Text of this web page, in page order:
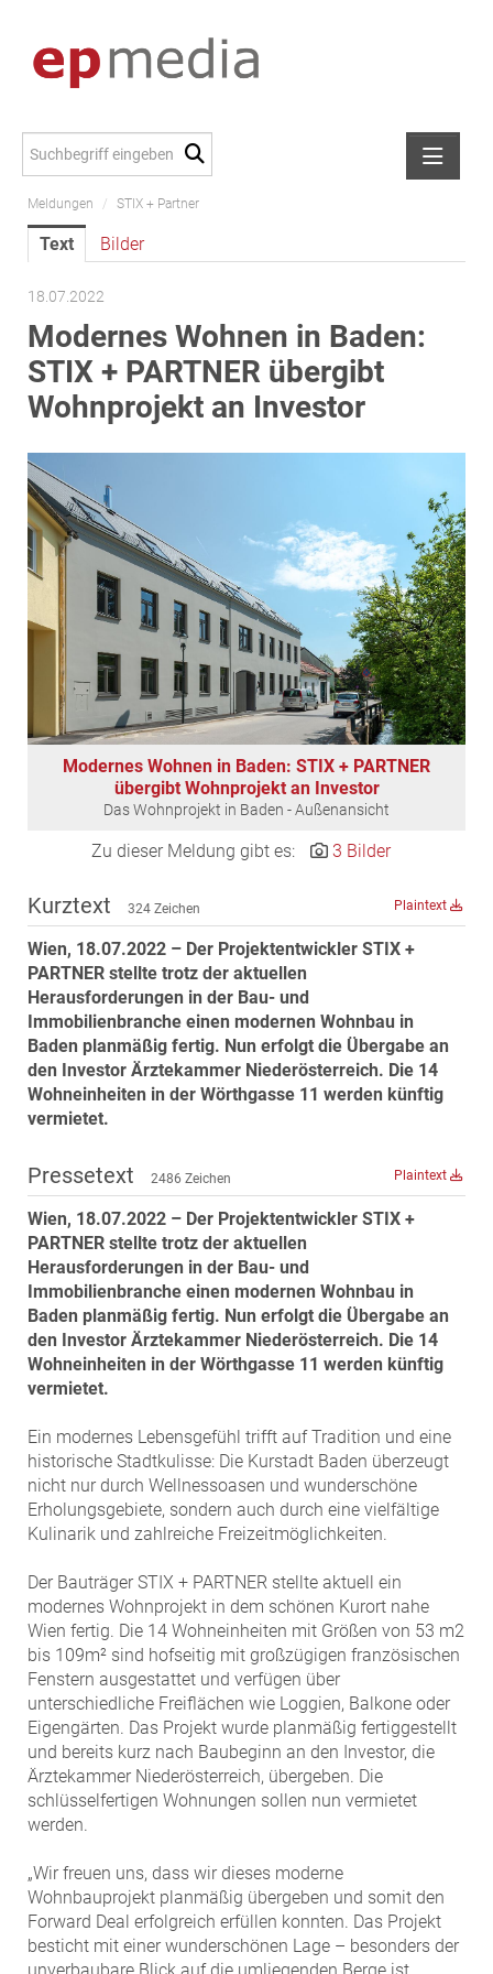
Meldungen
Alexander Peer
amb Development
ATL Immoinvest
AURE Immobilien
Austria Sotheby's International Realty
City Park Vienna
CTP Österreich
EDEX Immobilien
EPHIC Group
epmedia Werbeagentur
ESTINA Immobilien
Greystar
Grossmann + Kaswurm Immobilien
Gutwerk Immobilien Treuhand
HANDLER Gruppe
HARING Group
HARING Group + WINEGG Realitäten
IMMOBILIEN MAGAZIN VERLAG
IMMOcontract
KOBAN SÜDVERS
MST Muhr
ÖKO-Wohnbau
PAYUCA
Raiffeisen Property Holding International
Savoir Vivre Group
Schwabenhaus
STEUP Realitäten
STIX + Partner
teamneunzehn
VÖPE Next
Verband Österreichischer Versicherungsmakler
WINEGG Realitäten
ZEHA Real Estate
Media
Pressekontakt
Meldungen / STIX + Partner
Text Bilder
18.07.2022
Modernes Wohnen in Baden:
STIX + PARTNER übergibt
Wohnprojekt an Investor
Modernes Wohnen in Baden: STIX + PARTNER
übergibt Wohnprojekt an Investor
Das Wohnprojekt in Baden - Außenansicht
Zu dieser Meldung gibt es: 3 Bilder
Kurztext 324 Zeichen Plaintext
Wien, 18.07.2022 – Der Projektentwickler STIX +
PARTNER stellte trotz der aktuellen
Herausforderungen in der Bau- und
Immobilienbranche einen modernen Wohnbau in
Baden planmäßig fertig. Nun erfolgt die Übergabe an
den Investor Ärztekammer Niederösterreich. Die 14
Wohneinheiten in der Wörthgasse 11 werden künftig
vermietet.
Pressetext 2486 Zeichen Plaintext
Wien, 18.07.2022 – Der Projektentwickler STIX +
PARTNER stellte trotz der aktuellen
Herausforderungen in der Bau- und
Immobilienbranche einen modernen Wohnbau in
Baden planmäßig fertig. Nun erfolgt die Übergabe an
den Investor Ärztekammer Niederösterreich. Die 14
Wohneinheiten in der Wörthgasse 11 werden künftig
vermietet.
Ein modernes Lebensgefühl trifft auf Tradition und eine
historische Stadtkulisse: Die Kurstadt Baden überzeugt
nicht nur durch Wellnessoasen und wunderschöne
Erholungsgebiete, sondern auch durch eine vielfältige
Kulinarik und zahlreiche Freizeitmöglichkeiten.
Der Bauträger STIX + PARTNER stellte aktuell ein
modernes Wohnprojekt in dem schönen Kurort nahe
Wien fertig. Die 14 Wohneinheiten mit Größen von 53 m2
bis 109m² sind hofseitig mit großzügigen französischen
Fenstern ausgestattet und verfügen über
unterschiedliche Freiflächen wie Loggien, Balkone oder
Eigengärten. Das Projekt wurde planmäßig fertiggestellt
und bereits kurz nach Baubeginn an den Investor, die
Ärztekammer Niederösterreich, übergeben. Die
schlüsselfertigen Wohnungen sollen nun vermietet
werden.
„Wir freuen uns, dass wir dieses moderne
Wohnbauprojekt planmäßig übergeben und somit den
Forward Deal erfolgreich erfüllen konnten. Das Projekt
besticht mit einer wunderschönen Lage – besonders der